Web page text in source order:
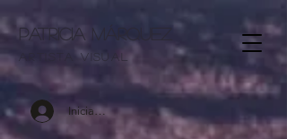
Patricia Márquez
artista visu
Iniciar sesión